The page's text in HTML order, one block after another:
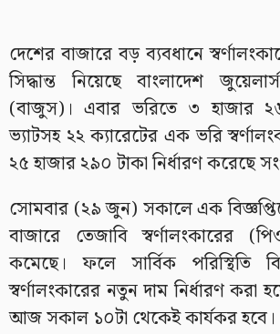
দেশের বাজারে বড় ব্যবধানে
সিদ্ধান্ত নিয়েছে বাংলাদেশ
(বাজুস)। এবার ভরিতে ৩ হাজার
ভ্যাটসহ ২২ ক্যারেটের এক ভরি
২৫ হাজার ২৯০ টাকা নির্ধারণ করেছে
সোমবার (২৯ জুন) সকালে এক
বাজারে তেজাবি স্বর্ণালংকারের
কমেছে। ফলে সার্বিক পরিস্থিতি
স্বর্ণালংকারের নতুন দাম নির্ধারণ করা
আজ সকাল ১০টা থেকেই কার্যকর হবে।